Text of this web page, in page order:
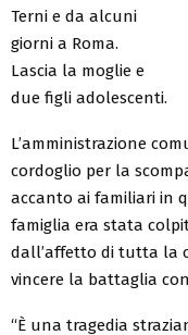
Terni e da alcuni
giorni a Roma.
Lascia la moglie e
due figli adolescenti.
L’amministrazione
cordoglio per la
accanto ai familiari in
famiglia era stata
dall’affetto di tutta la
vincere la battaglia
“È una tragedia